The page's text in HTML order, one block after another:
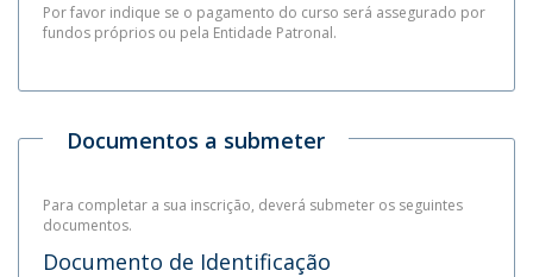
Por favor indique se o pagamento do curso será assegurado por
fundos próprios ou pela Entidade Patronal.
Documentos a submeter
Para completar a sua inscrição, deverá submeter os seguintes
documentos.
Documento de Identificação